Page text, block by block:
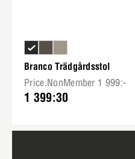
Branco Trädgårdsstol
Price.NonMember 1 999:-
1 399:30